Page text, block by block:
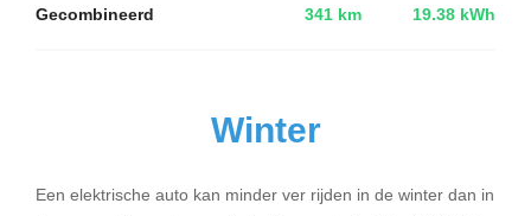
Gecombineerd 341 km 19.38 kWh
Winter
Een elektrische auto kan minder ver rijden in de winter dan in